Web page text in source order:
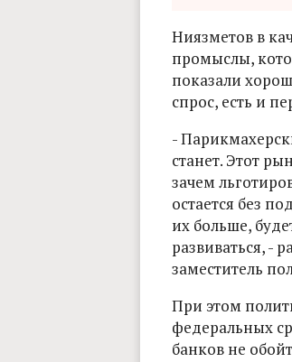
Ниязметов в
промыслы,
показали
спрос, есть и
-
станет. Этот
зачем
остается без
их больше,
развиваться, -
заместитель
При этом
федеральных
банков не